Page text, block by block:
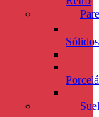
Sólidos